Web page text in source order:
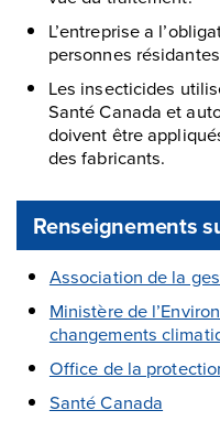
L’entreprise a
personnes
Les insecticides
Santé Canada et
doivent être
des fabricants.
Renseignements
Association de la
Ministère de
changements
Office de la
Santé Canada